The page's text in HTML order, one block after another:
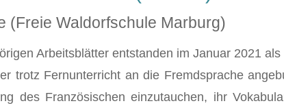
(Freie Waldorfschule Marburg)
Arbeitsblätter entstanden im Januar 2021
trotz Fernunterricht an die Fremdsprache
des Französischen einzutauchen, ihr